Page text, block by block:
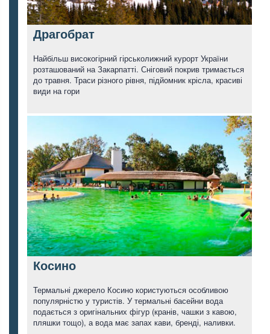
Драгобрат
Найбільш високогірний гірськолижний курорт України
розташований на Закарпатті. Сніговий покрив тримається
до травня. Траси різного рівня, підйомник крісла, красиві
види на гори
Косино
Термальні джерело Косино користуються особливою
популярністю у туристів. У термальні басейни вода
подається з оригінальних фігур (кранів, чашки з кавою,
пляшки тощо), а вода має запах кави, бренді, наливки.